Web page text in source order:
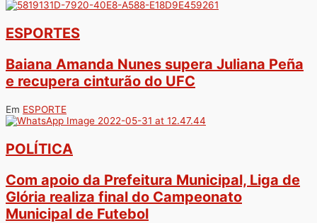
ESPORTES
Baiana Amanda Nunes supera Juliana Peña
e recupera cinturão do UFC
Em ESPORTE
POLÍTICA
Com apoio da Prefeitura Municipal, Liga de
Glória realiza final do Campeonato
Municipal de Futebol